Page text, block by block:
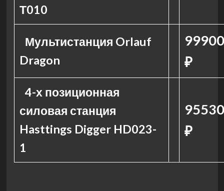
Т010
Мультистанция Orlauf
Dragon
₽
4-х позиционная
силовая станция
Hasttings Digger HD023-
1
₽